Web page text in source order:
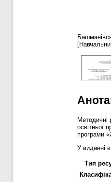
Методичні
освітньої
програми
У виданні
Тип